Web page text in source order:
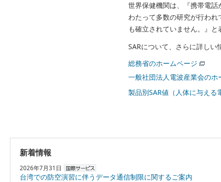
世界保健機関は、『携帯電
わたって多数の研究が行わ
も確立されていません。』
SARについて、さらに詳し
総務省のホームページ
一般社団法人電波産業会のホ
製品別SAR値（人体に与え
新着情報
2026年7月31日
台湾での防空演習に伴うデータ通信制限に関するご案内